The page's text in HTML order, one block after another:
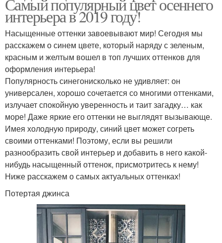
Самый популярный цвет осеннего
интерьера в 2019 году!
Насыщенные оттенки завоевывают мир! Сегодня мы
расскажем о синем цвете, который наряду с зеленым,
красным и желтым вошел в топ лучших оттенков для
оформления интерьера!
Популярность синегонисколько не удивляет: он
универсален, хорошо сочетается со многими оттенками,
излучает спокойную уверенность и таит загадку… как
море! Даже яркие его оттенки не выглядят вызывающе.
Имея холодную природу, синий цвет может согреть
своими оттенками! Поэтому, если вы решили
разнообразить свой интерьер и добавить в него какой-
нибудь насыщенный оттенок, присмотритесь к нему!
Ниже расскажем о самых актуальных оттенках!
Потертая джинса